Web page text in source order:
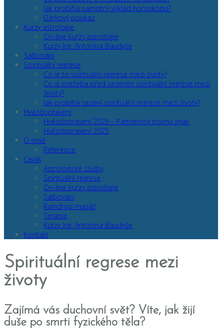
Jak probíhá samotný výklad horoskopu?
Dárkový poukaz
Kurzy astrologie
On-line kurzy astrologie
Kurzy Ing. Antonína Baudyše
Salbování
Spirituální regrese
Co je to spirituální regrese mezi životy?
Co je potřeba před sezením spirituální regrese mezi
životy?
Jak probíhá sezení spirituální regrese mezi životy?
Hvězdopravení
Hvězdopravení 2026 – Partnerství trochu jinak
Hvězdopravení 2025
O mně
Reference
Ceník
Astrologické služby
Spirituální regrese
On-line kurzy astrologie
Salbování
Raindrop masáž
Terapie
Kurzy Ing. Antonína Baudyše
Kontakt
Spirituální regrese mezi
životy
Zajímá vás duchovní svět? Víte, jak žijí
duše po smrti fyzického těla?